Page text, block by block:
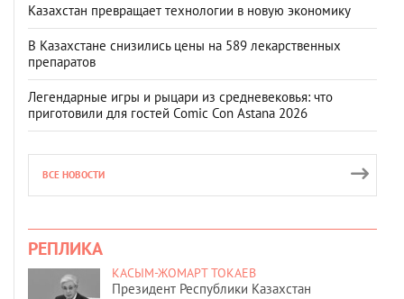
Казахстан превращает технологии в новую экономику
В Казахстане снизились цены на 589 лекарственных
препаратов
Легендарные игры и рыцари из средневековья: что
приготовили для гостей Comic Con Astana 2026
ВСЕ НОВОСТИ
РЕПЛИКА
КАСЫМ-ЖОМАРТ ТОКАЕВ
Президент Республики Казахстан